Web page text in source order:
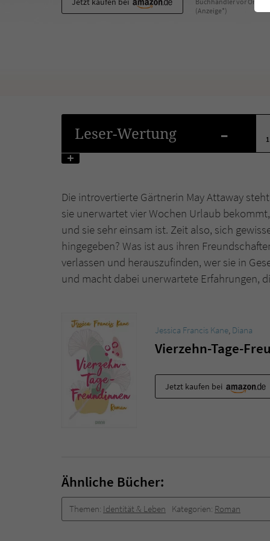
(Anzeige*)
Leser-Wertung -
1
Die introvertierte Gärtnerin May Attaway
sie unerwartet vier Wochen Urlaub
und sie sehr einsam ist. Zeit also, sich
hingegeben? Was ist aus ihren
verlassen und herauszufinden, wer sie in
und macht dabei unerwartete Erfahrungen,
Jessica Francis Kane, Diana
Vierzehn-Tage-
Jetzt kaufen bei
Ähnliche Bücher:
Themen: Identität & Leben Kategorien: Roman